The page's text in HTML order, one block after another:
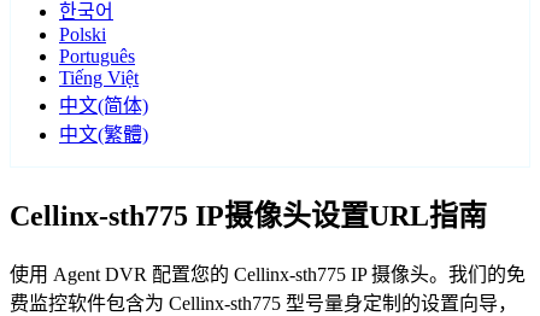
한국어
Polski
Português
Tiếng Việt
中文(简体)
中文(繁體)
Cellinx-sth775 IP摄像头设置URL指南
使用 Agent DVR 配置您的 Cellinx-sth775 IP 摄像头。我们的免
费监控软件包含为 Cellinx-sth775 型号量身定制的设置向导，